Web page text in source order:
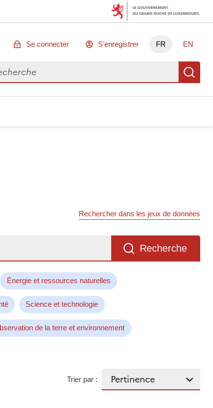
Se connecter S'enregistrer FR EN
des données
Rechercher dans les jeux de données
Recherche
Énergie et ressources naturelles
Science et technologie
de la terre et environnement
Trier par :